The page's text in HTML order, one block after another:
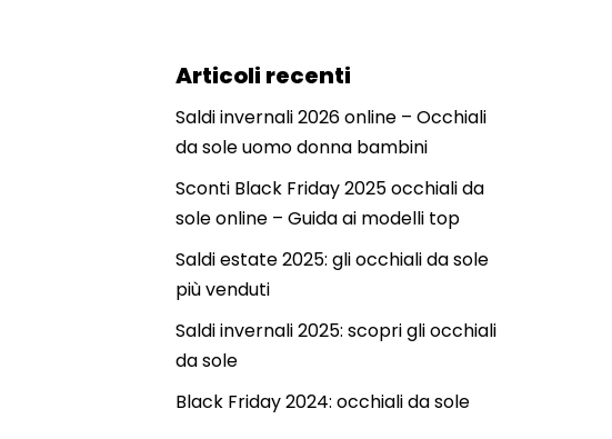
Articoli recenti
Saldi invernali 2026 online – Occhiali
da sole uomo donna bambini
Sconti Black Friday 2025 occhiali da
sole online – Guida ai modelli top
Saldi estate 2025: gli occhiali da sole
più venduti
Saldi invernali 2025: scopri gli occhiali
da sole
Black Friday 2024: occhiali da sole